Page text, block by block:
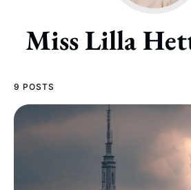
Miss Lilla
9 POSTS
voluptatibus vero officiis